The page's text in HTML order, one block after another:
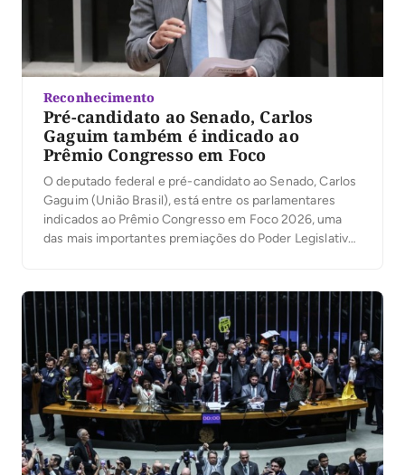
Reconhecimento
Pré-candidato ao Senado, Carlos
Gaguim também é indicado ao
Prêmio Congresso em Foco
O deputado federal e pré-candidato ao Senado, Carlos
Gaguim (União Brasil), está entre os parlamentares
indicados ao Prêmio Congresso em Foco 2026, uma
das mais importantes premiações do Poder Legislativo
escolha dos deputados e senadores que mais se
destacaram no […]